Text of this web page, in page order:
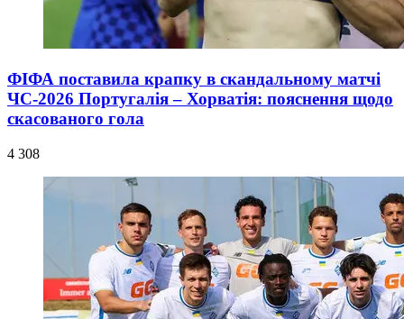
ФІФА поставила крапку в скандальному матчі
ЧС-2026 Португалія – Хорватія: пояснення щодо
скасованого гола
4 308